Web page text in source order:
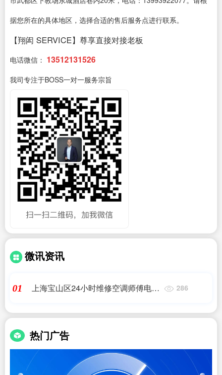
据您所在的具体地区，选择合适的售后服务点进行联系。
【翔闳 SERVICE】尊享直接对接老板
电话微信： 13512131526
我司专注于BOSS一对一服务宗旨
微讯资讯
01
上海宝山区24小时维修空调师傅电话
是多少?)
286
热门广告